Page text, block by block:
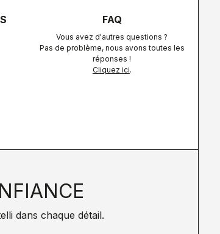
FAQ
Vous avez d'autres questions ?
Pas de problème, nous avons toutes les
réponses !
Cliquez ici.
dans chaque détail.